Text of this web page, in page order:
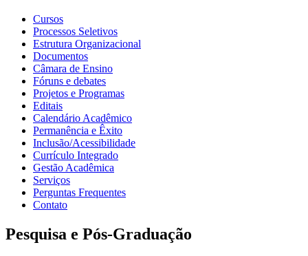
Cursos
Processos Seletivos
Estrutura Organizacional
Documentos
Câmara de Ensino
Fóruns e debates
Projetos e Programas
Editais
Calendário Acadêmico
Permanência e Êxito
Inclusão/Acessibilidade
Currículo Integrado
Gestão Acadêmica
Serviços
Perguntas Frequentes
Contato
Pesquisa e Pós-Graduação